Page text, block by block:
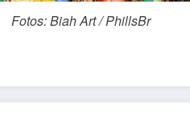
Fotos: Biah Art / PhillsBr